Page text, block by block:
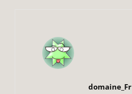
Author:
domaine_Fr